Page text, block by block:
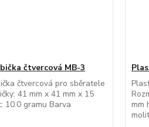
čtvercová MB-3
čtvercová pro sběratele
41 mm x 41 mm x 15
10.0 gramu Barva
mm